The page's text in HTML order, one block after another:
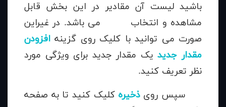
باشید لیست آن مقادیر در این بخش قابل
مشاهده و انتخاب می باشد. در غیراین
صورت می توانید با کلیک روی گزینه افزودن
مقدار جدیدیک مقدار جدید برای ویژگی مورد
نظر تعریف کنید.
سپس رویذخیره کلیک کنید تا به صفحه